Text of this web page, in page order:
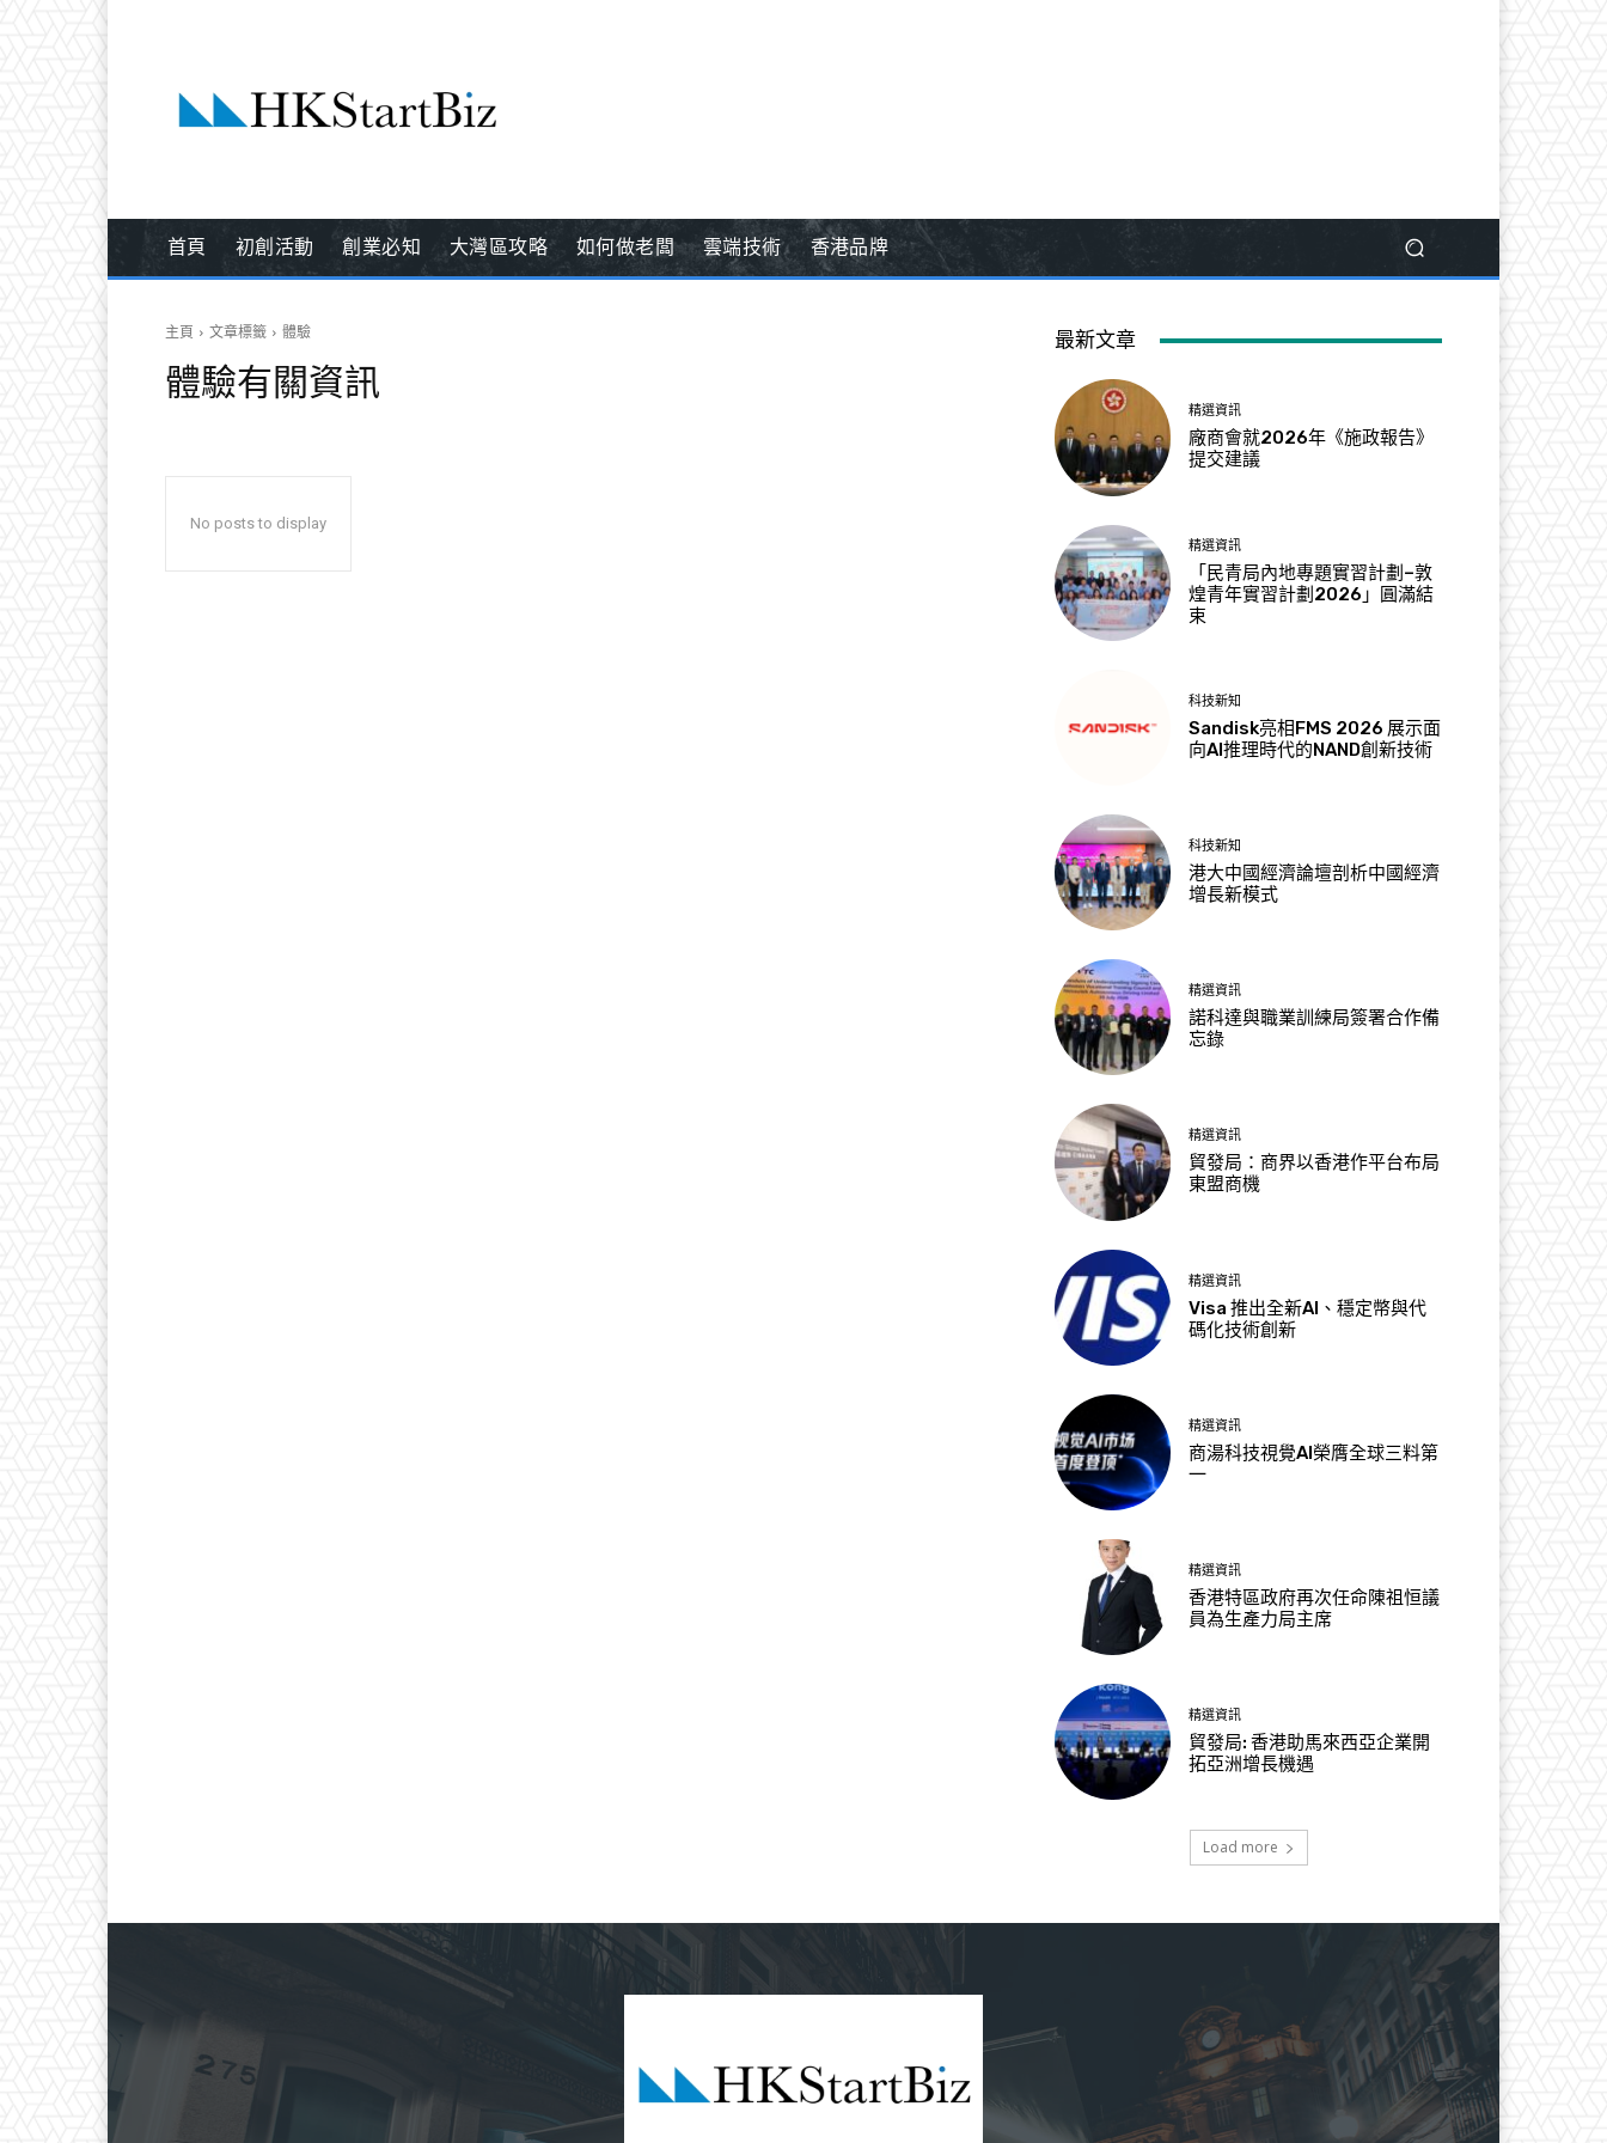
首頁 初創活動 創業必知 大灣區攻略 如何做老闆 雲端技術 香港品牌
主頁 文章標籤 體驗
體驗有關資訊
No posts to display
最新文章
精選資訊
廠商會就2026年《施政報告》
提交建議
精選資訊
「民青局內地專題實習計劃–敦
煌青年實習計劃2026」圓滿結
束
科技新知
Sandisk亮相FMS 2026 展示面
向AI推理時代的NAND創新技術
科技新知
港大中國經濟論壇剖析中國經濟
增長新模式
精選資訊
諾科達與職業訓練局簽署合作備
忘錄
精選資訊
貿發局：商界以香港作平台布局
東盟商機
精選資訊
Visa 推出全新AI、穩定幣與代
碼化技術創新
精選資訊
商湯科技視覺AI榮膺全球三料第
一
精選資訊
香港特區政府再次任命陳祖恒議
員為生產力局主席
精選資訊
貿發局: 香港助馬來西亞企業開
拓亞洲增長機遇
Load more